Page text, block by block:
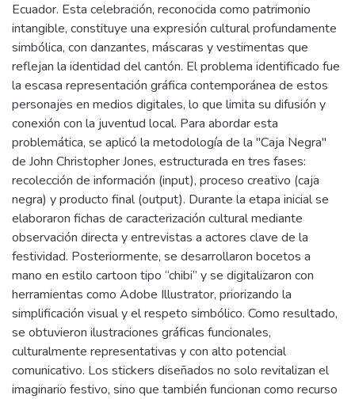
Ecuador. Esta celebración, reconocida como patrimonio
intangible, constituye una expresión cultural profundamente
simbólica, con danzantes, máscaras y vestimentas que
reflejan la identidad del cantón. El problema identificado fue
la escasa representación gráfica contemporánea de estos
personajes en medios digitales, lo que limita su difusión y
conexión con la juventud local. Para abordar esta
problemática, se aplicó la metodología de la "Caja Negra"
de John Christopher Jones, estructurada en tres fases:
recolección de información (input), proceso creativo (caja
negra) y producto final (output). Durante la etapa inicial se
elaboraron fichas de caracterización cultural mediante
observación directa y entrevistas a actores clave de la
festividad. Posteriormente, se desarrollaron bocetos a
mano en estilo cartoon tipo “chibi” y se digitalizaron con
herramientas como Adobe Illustrator, priorizando la
simplificación visual y el respeto simbólico. Como resultado,
se obtuvieron ilustraciones gráficas funcionales,
culturalmente representativas y con alto potencial
comunicativo. Los stickers diseñados no solo revitalizan el
imaginario festivo, sino que también funcionan como recurso